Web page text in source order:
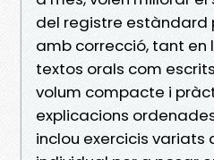
del registre estàndard
amb correcció, tant en
textos orals com
volum compacte i
explicacions
inclou exercicis variats